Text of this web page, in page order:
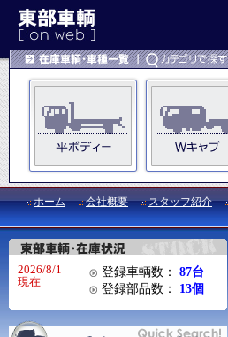
ホーム 会社概要 スタッフ紹介
2026/8/1
現在
登録車輌数：
87台
登録部品数：
13個